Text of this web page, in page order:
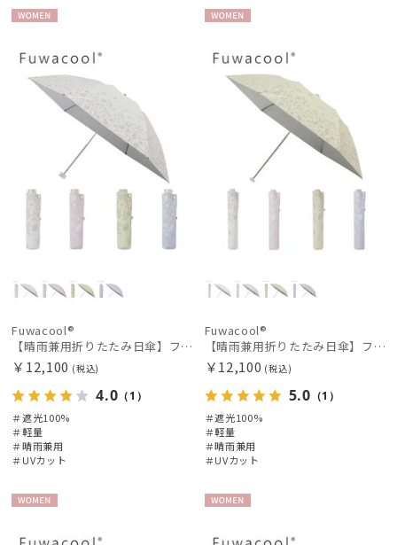
N
Fuwacool®
【晴雨兼用折りたたみ日傘】フワクール®ホワイト（Fuwacool® White）ボタニカルグリッター 遮光100 UV100
￥12,100 (税込)
4.0 （1）
＃遮光100%
＃軽量
＃晴雨兼用
＃UVカット
N
Fuwacool®
【晴雨兼用折りたたみ日傘】フワクール®ホワイト（Fuwacool® White）ボタニカルグリッター 遮光100 UV100
￥12,100 (税込)
5.0 （1）
＃遮光100%
＃軽量
＃晴雨兼用
＃UVカット
N
N